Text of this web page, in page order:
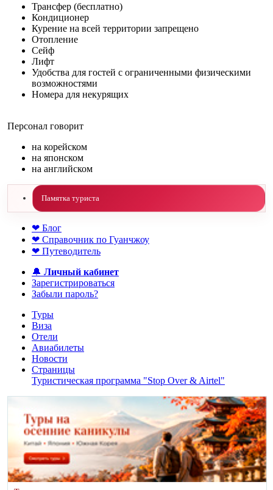
Трансфер (бесплатно)
Кондиционер
Курение на всей территории запрещено
Отопление
Сейф
Лифт
Удобства для гостей с ограниченными физическими
возможностями
Номера для некурящих
Персонал говорит
на корейском
на японском
на английском
Памятка туриста
❤ Блог
❤ Справочник по Гуанчжоу
❤ Путеводитель
🔔 Личный кабинет
Зарегистрироваться
Забыли пароль?
Туры
Виза
Отели
Авиабилеты
Новости
Страницы
Туристическая программа "Stop Over & Airtel"